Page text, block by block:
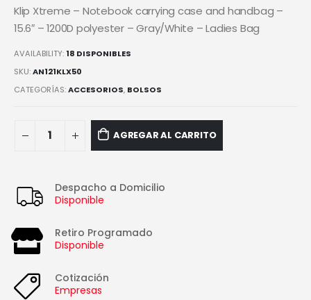
Klip Xtreme – Notebook carrying case and handbag –
15.6″ – 1200D polyester – Gray/White – Ladies Bag
AVAILABILITY:18 DISPONIBLES
SKU:AN121KLX50
CATEGORÍAS:ACCESORIOS, BOLSOS
AGREGAR AL CARRITO
Despacho a Domicilio
Disponible
Retiro Programado
Disponible
Cotización
Empresas